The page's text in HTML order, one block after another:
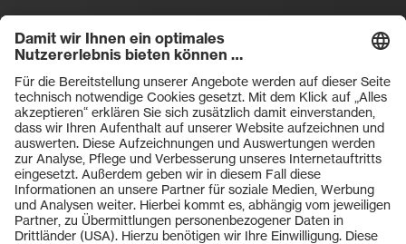
HexArmor
laservision
uvex sports
Hiplok
Rainer Winter Stiftung
ZU DEN SHOPS